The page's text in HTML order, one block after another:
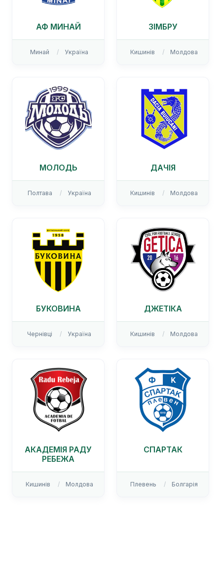
АФ МИНАЙ
Минай Україна
ЗІМБРУ
Кишинів Молдова
МОЛОДЬ
Полтава Україна
ДАЧІЯ
Кишинів Молдова
БУКОВИНА
Чернівці Україна
ДЖЕТІКА
Кишинів Молдова
АКАДЕМІЯ РАДУ
РЕБЕЖА
Кишинів Молдова
СПАРТАК
Плевень Болгарія